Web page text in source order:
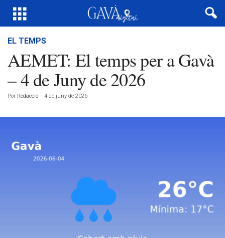
EL TEMPS
AEMET: El temps per a Gavà
– 4 de Juny de 2026
Por Redacció - 4 de juny de 2026